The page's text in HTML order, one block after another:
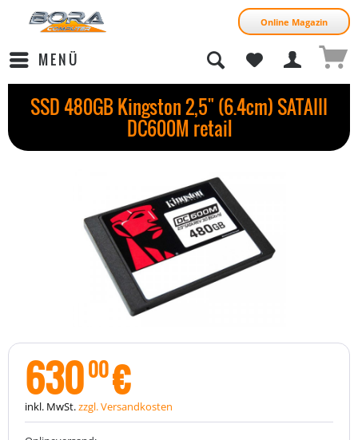
Online Magazin
MENÜ
SSD 480GB Kingston 2,5" (6.4cm) SATAIII
DC600M retail
63000€
inkl. MwSt.zzgl. Versandkosten